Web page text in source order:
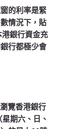
的利率是緊
情況下，貼
銀行資金充
行都極少會
覽香港銀行
期六、日、